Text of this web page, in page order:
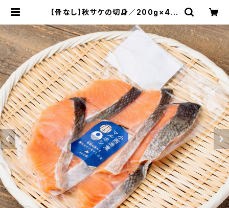
【骨なし】秋サケの切身／200g×4パ
Online Shop